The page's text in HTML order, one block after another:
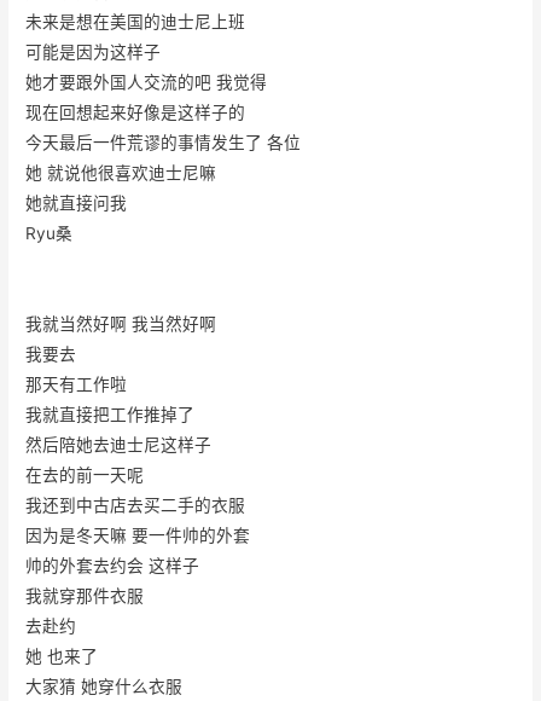
未来是想在美国的迪士尼上班
可能是因为这样子
她才要跟外国人交流的吧 我觉得
现在回想起来好像是这样子的
今天最后一件荒谬的事情发生了 各位
她 就说他很喜欢迪士尼嘛
她就直接问我
Ryu桑
我就当然好啊 我当然好啊
我要去
那天有工作啦
我就直接把工作推掉了
然后陪她去迪士尼这样子
在去的前一天呢
我还到中古店去买二手的衣服
因为是冬天嘛 要一件帅的外套
帅的外套去约会 这样子
我就穿那件衣服
去赴约
她 也来了
大家猜 她穿什么衣服